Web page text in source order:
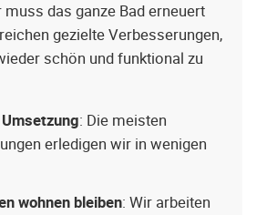
das ganze Bad erneuert
gezielte Verbesserungen,
schön und funktional zu
: Die meisten
erledigen wir in wenigen
wohnen bleiben: Wir arbeiten